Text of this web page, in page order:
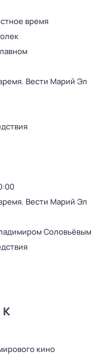
время
Вести Марий Эл
Вести Марий Эл
Соловьёвым
К
кино